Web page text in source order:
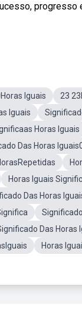
progresso
Iguais
23
Iguais
Horas Iguais
Das Horas
Horas Iguais
Das Horas
Das Horas
Horas